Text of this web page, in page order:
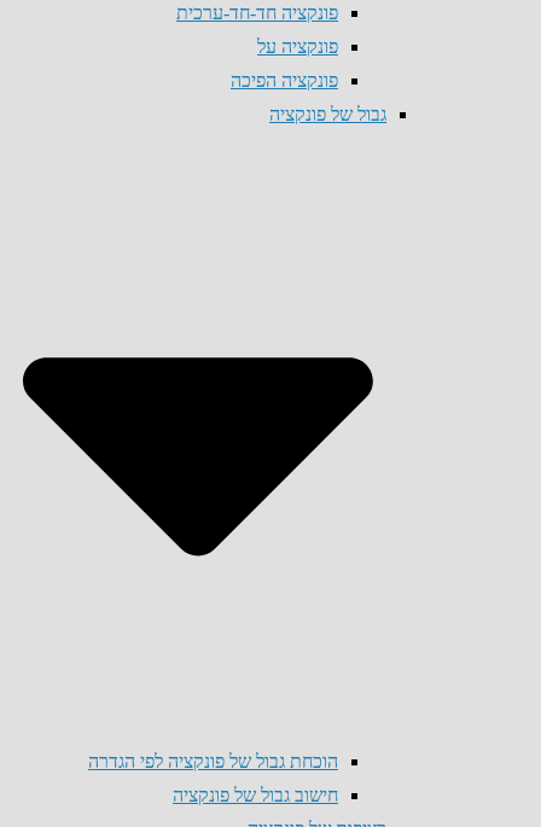
פונקציה חד-חד-ערכית
פונקציה על
פונקציה הפיכה
גבול של פונקציה
הוכחת גבול של פונקציה לפי הגדרה
חישוב גבול של פונקציה